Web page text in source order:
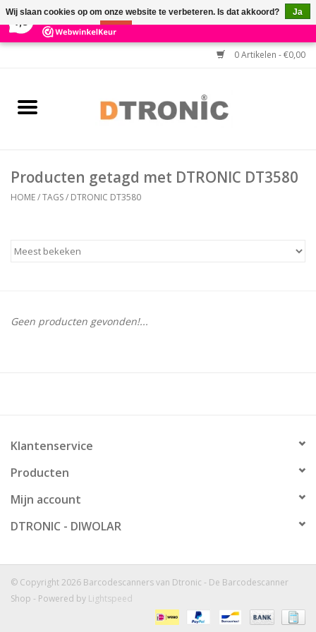
3 Reviews ×
0 Artikelen - €0,00
BARCODESCANNERS
HULP BIJ INSTALLATIE
Producten getagd met DTRONIC DT3580
HOME/TAGS/ DTRONIC DT3580
Geen producten gevonden!...
Klantenservice
Producten
Mijn account
DTRONIC - DIWOLAR
© Copyright 2026 Barcodescanners van Dtronic - De Barcodescanner
Shop - Powered by Lightspeed
Wij slaan cookies op om onze website te verbeteren. Is dat akkoord?
Ja
Nee